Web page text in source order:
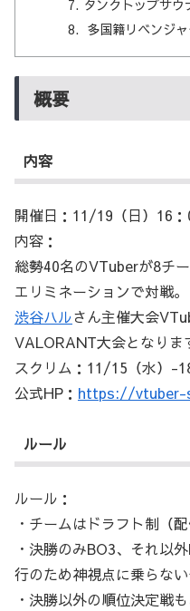
タンクトップサウ
多国籍リベンジ
概要
内容
開催日：11/19（日）16
内容：
総勢40名のVTuberが8チ
エリミネーションで対戦。
渋谷ハルさん主催大会
VALORANT大会となりま
スクリム：11/15（水）-
公式HP： https://vtuber-
ルール
ルール：
・チームはドラフト制（配
・決勝のみBO3、それ以
行のため神視点に乗らない
・決勝以外の順位決定戦